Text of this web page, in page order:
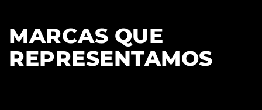
MARCAS QUE
REPRESENTAMOS